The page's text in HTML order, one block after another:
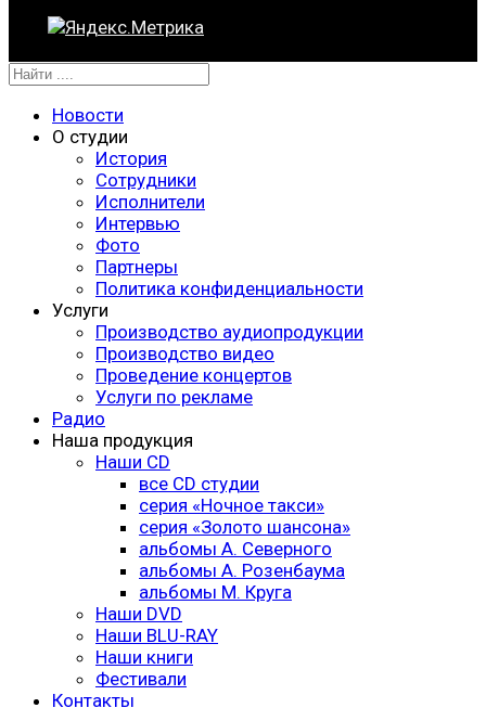
Новости
О студии
История
Сотрудники
Исполнители
Интервью
Фото
Партнеры
Политика конфиденциальности
Услуги
Производство аудиопродукции
Производство видео
Проведение концертов
Услуги по рекламе
Радио
Наша продукция
Наши CD
все CD студии
серия «Ночное такси»
серия «Золото шансона»
альбомы А. Северного
альбомы А. Розенбаума
альбомы М. Круга
Наши DVD
Наши BLU-RAY
Наши книги
Фестивали
Контакты